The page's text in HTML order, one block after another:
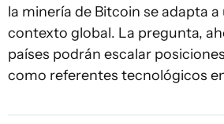
la minería de Bitcoin se adapta a
contexto global. La pregunta,
países podrán escalar
como referentes tecnológicos